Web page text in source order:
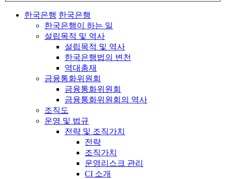
한국은행 한국은행
한국은행이 하는 일
설립목적 및 역사
설립목적 및 역사
한국은행법의 변천
역대총재
금융통화위원회
금융통화위원회
금융통화위원회의 역사
조직도
운영 및 법규
전략 및 조직가치
전략
조직가치
운영리스크 관리
CI 소개